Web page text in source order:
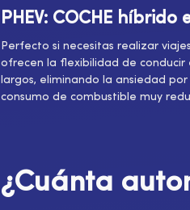
PHEV: COCHE híbrido
Perfecto si necesitas realizar
ofrecen la flexibilidad de
largos, eliminando la ansiedad
consumo de combustible muy
¿Cuánta